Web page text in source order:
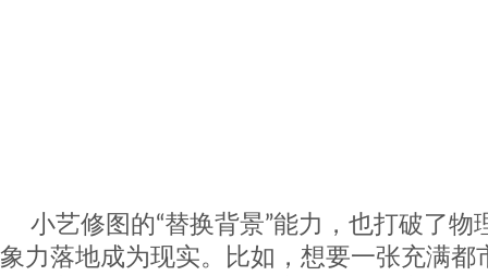
小艺修图的“替换背景”能力，也打破了物
象力落地成为现实。比如，想要一张充满都